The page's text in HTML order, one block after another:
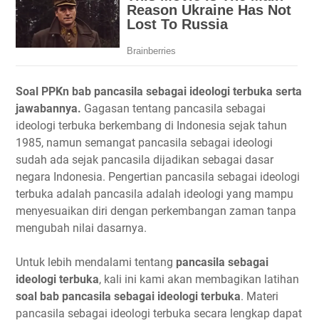
Soal PPKn bab pancasila sebagai ideologi terbuka serta
jawabannya. Gagasan tentang pancasila sebagai
ideologi terbuka berkembang di Indonesia sejak tahun
1985, namun semangat pancasila sebagai ideologi
sudah ada sejak pancasila dijadikan sebagai dasar
negara Indonesia. Pengertian pancasila sebagai ideologi
terbuka adalah pancasila adalah ideologi yang mampu
menyesuaikan diri dengan perkembangan zaman tanpa
mengubah nilai dasarnya.
Untuk lebih mendalami tentang pancasila sebagai
ideologi terbuka, kali ini kami akan membagikan latihan
soal bab pancasila sebagai ideologi terbuka. Materi
pancasila sebagai ideologi terbuka secara lengkap dapat